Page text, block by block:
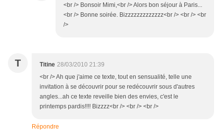
<br /> Bonsoir Mimi,<br /> Alors bon séjour à Paris...
<br /> Bonne soirée. Bizzzzzzzzzzzzz<br /> <br /> <br
/>
T Titine 28/03/2010 21:39
<br /> Ah que j'aime ce texte, tout en sensualité, telle une
invitation à se découvrir pour se redécouvrir sous d'autres
angles...ah ce texte reveille bien des envies, c'est le
printemps pardis!!!! Bizzzz<br /> <br /> <br />
Répondre